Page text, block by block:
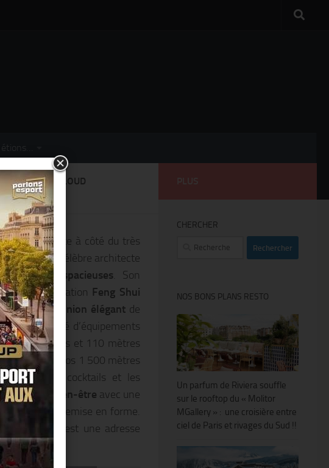
CLUB – ST CLOUD
Maillot, juste à côté du très
par le célèbre architecte
et suites spacieuses . Son
d’inspiration Feng Shui
espace de réunion élégant de
équipé d’équipements
mètres carrés et 110 mètres
et nos 1 500 mètres
les cocktails et les
espace bien-être avec une
centre de remise en forme.
notre hôtel est une adresse
CHERCHER
Rechercher :
NOS BONS PLANS RESTO
Un parfum de Riviera souffle
sur le rooftop du « Molitor
MGallery » : une croisière entre
ciel de Paris et rivages du Sud !!